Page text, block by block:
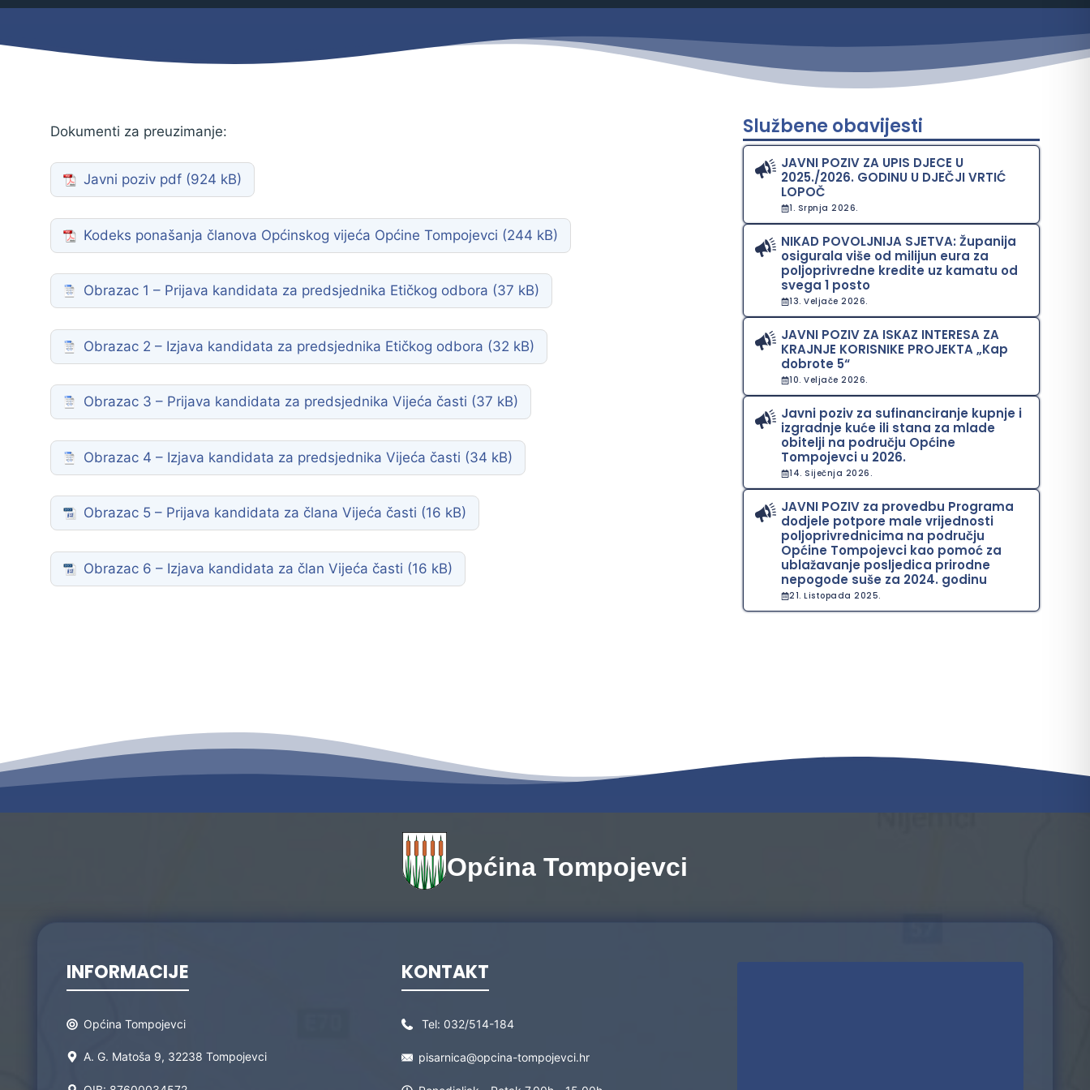
Izbori
Savjetovanja s javnošću
Otvoreni podaci
Ostali dokumenti
Izjava o pristupačnosti
Zahtjevi i obrasci
Dokumenti za preuzimanje:
Javni poziv pdf
Kodeks ponašanja članova Općinskog vijeća Općine Tompojevci
Obrazac 1 – Prijava kandidata za predsjednika Etičkog odbora
Obrazac 2 – Izjava kandidata za predsjednika Etičkog odbora
Obrazac 3 – Prijava kandidata za predsjednika Vijeća časti
Obrazac 4 – Izjava kandidata za predsjednika Vijeća časti
Obrazac 5 – Prijava kandidata za člana Vijeća časti
Obrazac 6 – Izjava kandidata za član Vijeća časti
Službene obavijesti
JAVNI POZIV ZA UPIS DJECE U
2025./2026. GODINU U DJEČJI VRTIĆ
LOPOČ
1. Srpnja 2026.
NIKAD POVOLJNIJA SJETVA: Županija
osigurala više od milijun eura za
poljoprivredne kredite uz kamatu od
svega 1 posto
13. Veljače 2026.
JAVNI POZIV ZA ISKAZ INTERESA ZA
KRAJNJE KORISNIKE PROJEKTA „Kap
dobrote 5“
10. Veljače 2026.
Javni poziv za sufinanciranje kupnje i
izgradnje kuće ili stana za mlade
obitelji na području Općine
Tompojevci u 2026.
14. Siječnja 2026.
JAVNI POZIV za provedbu Programa
dodjele potpore male vrijednosti
poljoprivrednicima na području
Općine Tompojevci kao pomoć za
ublažavanje posljedica prirodne
nepogode suše za 2024. godinu
21. Listopada 2025.
Općina Tompojevci
INFORMACIJE
Općina Tompojevci
A. G. Matoša 9, 32238 Tompojevci
KONTAKT
Tel: 032/514-184
pisarnica@opcina-tompojevci.hr